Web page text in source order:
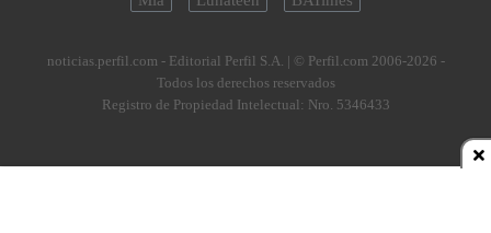
noticias.perfil.com - Editorial Perfil S.A. | © Perfil.com 2006-2026 -
Todos los derechos reservados
Registro de Propiedad Intelectual: Nro. 5346433